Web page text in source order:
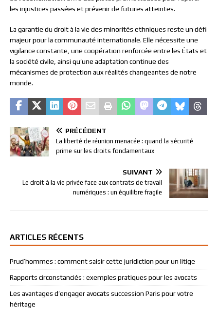
les injustices passées et prévenir de futures atteintes.
La garantie du droit à la vie des minorités ethniques reste un défi
majeur pour la communauté internationale. Elle nécessite une
vigilance constante, une coopération renforcée entre les États et
la société civile, ainsi qu’une adaptation continue des
mécanismes de protection aux réalités changeantes de notre
monde.
PRÉCÉDENT
La liberté de réunion menacée : quand la sécurité
prime sur les droits fondamentaux
SUIVANT
Le droit à la vie privée face aux contrats de travail
numériques : un équilibre fragile
ARTICLES RÉCENTS
Prud’hommes : comment saisir cette juridiction pour un litige
Rapports circonstanciés : exemples pratiques pour les avocats
Les avantages d’engager avocats succession Paris pour votre
héritage